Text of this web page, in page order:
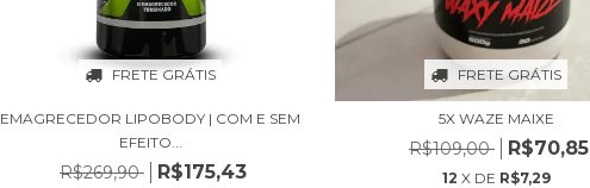
FRETE GRÁTIS
EMAGRECEDOR LIPOBODY | COM E SEM
EFEITO...
R$269,90 R$175,43
FRETE GRÁTIS
5X WAZE MAIXE
R$109,00 R$70,85
12 X DE R$7,29